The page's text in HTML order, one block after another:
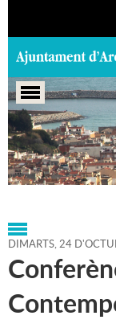
Portada > Agenda
2006 > Marcs >
DIMARTS,24 D'